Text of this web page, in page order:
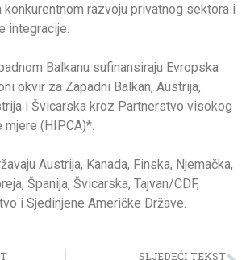
konkurentnom razvoju privatnog sektora i
integracije.
Balkanu sufinansiraju Evropska
okvir za Zapadni Balkan, Austrija,
i Švicarska kroz Partnerstvo visokog
mjere (HIPCA)*.
Austrija, Kanada, Finska, Njemačka,
Španija, Švicarska, Tajvan/CDF,
i Sjedinjene Američke Države.
SLJEDEĆI TEKST